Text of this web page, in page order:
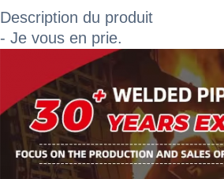
Description du produit
- Je vous en prie.